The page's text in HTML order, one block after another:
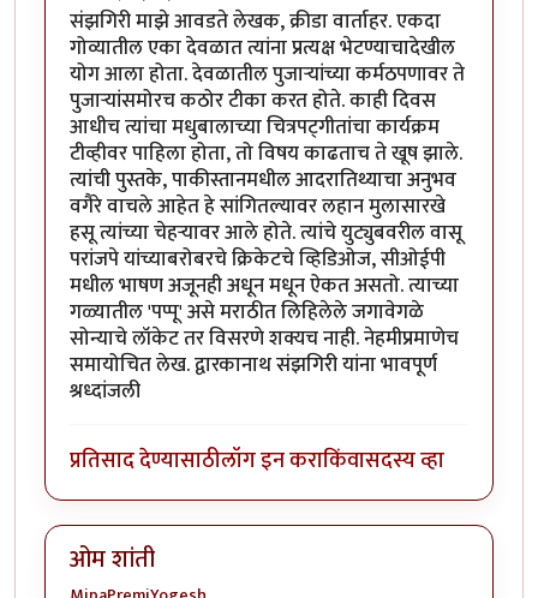
संझगिरी माझे आवडते लेखक, क्रीडा वार्ताहर. एकदा
गोव्यातील एका देवळात त्यांना प्रत्यक्ष भेटण्याचादेखील
योग आला होता. देवळातील पुजार्‍यांच्या कर्मठपणावर ते
पुजार्‍यांसमोरच कठोर टीका करत होते. काही दिवस
आधीच त्यांचा मधुबालाच्या चित्रपट्गीतांचा कार्यक्रम
टीव्हीवर पाहिला होता, तो विषय काढताच ते खूष झाले.
त्यांची पुस्तके, पाकीस्तानमधील आदरातिथ्याचा अनुभव
वगैरे वाचले आहेत हे सांगितल्यावर लहान मुलासारखे
हसू त्यांच्या चेहर्‍यावर आले होते. त्यांचे युट्युबवरील वासू
परांजपे यांच्याबरोबरचे क्रिकेटचे व्हिडिओज, सीओईपी
मधील भाषण अजूनही अधून मधून ऐकत असतो. त्याच्या
गळ्यातील 'पप्पू' असे मराठीत लिहिलेले जगावेगळे
सोन्याचे लॉकेट तर विसरणे शक्यच नाही. नेहमीप्रमाणेच
समायोचित लेख. द्वारकानाथ संझगिरी यांना भावपूर्ण
श्रध्दांजली
प्रतिसाद देण्यासाठीलॉग इन कराकिंवासदस्य व्हा
ओम शांती